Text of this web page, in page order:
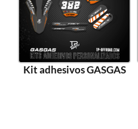
Kit adhesivos GASGAS